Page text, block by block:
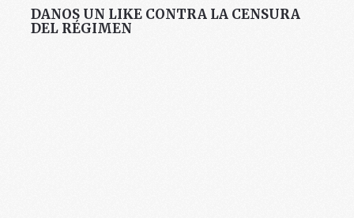
DANOS UN LIKE CONTRA LA CENSURA
DEL RÉGIMEN